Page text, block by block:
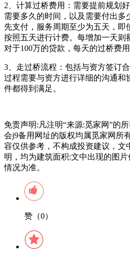
2、‌计算过桥费用‌：需要提前规划
需要多久的时间，以及需要付出多
先支付，服务周期至少为五天，即
按照五天进行计费。每增加一天则
对于100万的贷款，每天的过桥费
3、‌走过桥流程‌：包括与资方签订
过程需要与资方进行详细的沟通和
件都得到满足。
免责声明:凡注明“来源:觅家网”的
会j9备用网址的版权均属觅家网所
容仅供参考，不构成投资建议，文
明，均为建筑面积:文中出现的图
情况为准。
赞（0）